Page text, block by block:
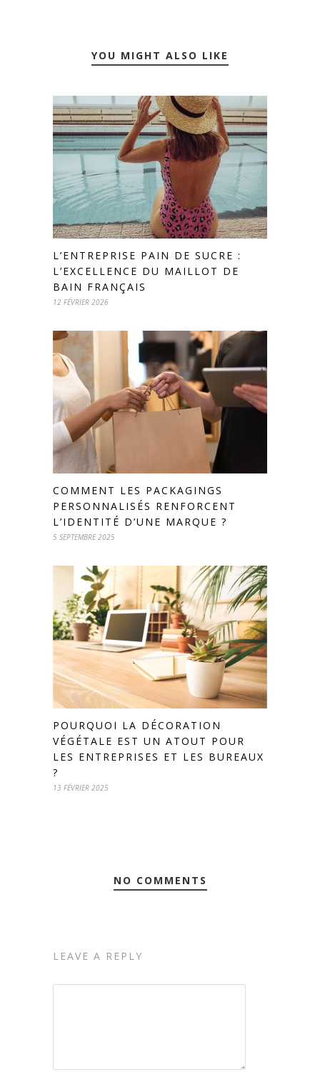
YOU MIGHT ALSO LIKE
L’ENTREPRISE PAIN DE SUCRE :
L’EXCELLENCE DU MAILLOT DE
BAIN FRANÇAIS
12 FÉVRIER 2026
COMMENT LES PACKAGINGS
PERSONNALISÉS RENFORCENT
L’IDENTITÉ D’UNE MARQUE ?
5 SEPTEMBRE 2025
POURQUOI LA DÉCORATION
VÉGÉTALE EST UN ATOUT POUR
LES ENTREPRISES ET LES BUREAUX
?
13 FÉVRIER 2025
NO COMMENTS
LEAVE A REPLY